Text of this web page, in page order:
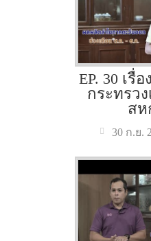
EP. 30 เรื่
กระทรว
ส
30 ก.ย.